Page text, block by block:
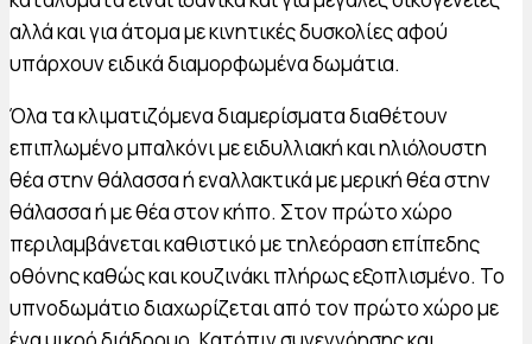
αλλά και για άτομα με κινητικές δυσκολίες αφού
υπάρχουν ειδικά διαμορφωμένα δωμάτια.
Όλα τα κλιματιζόμενα διαμερίσματα διαθέτουν
επιπλωμένο μπαλκόνι με ειδυλλιακή και ηλιόλουστη
θέα στην θάλασσα ή εναλλακτικά με μερική θέα στην
θάλασσα ή με θέα στον κήπο. Στον πρώτο χώρο
περιλαμβάνεται καθιστικό με τηλεόραση επίπεδης
οθόνης καθώς και κουζινάκι πλήρως εξοπλισμένο. Το
υπνοδωμάτιο διαχωρίζεται από τον πρώτο χώρο με